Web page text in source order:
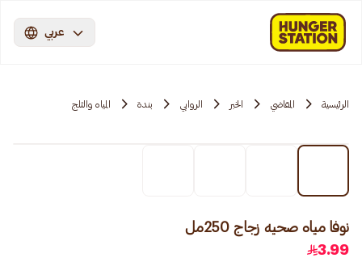
عربي
الرئيسية المقاضي الخبر الروابي بندة المياه والثلج
نوفا مياه صحيه زجاج 250مل
3.99